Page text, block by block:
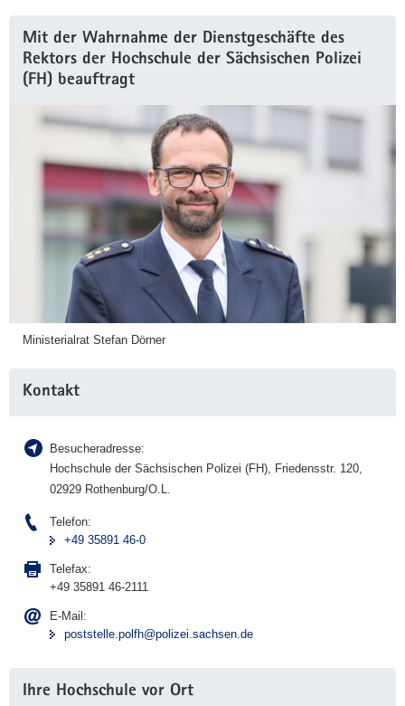
Information
Mit der Wahrnahme der Dienstgeschäfte des
Rektors der Hochschule der Sächsischen Polizei
(FH) beauftragt
Ministerialrat Stefan Dörner
Kontakt
Besucheradresse:
Hochschule der Sächsischen Polizei (FH), Friedensstr. 120,
02929 Rothenburg/O.L.
Telefon:
+49 35891 46-0
Telefax:
+49 35891 46-2111
E-Mail:
poststelle.polfh@polizei.sachsen.de
Ihre Hochschule vor Ort